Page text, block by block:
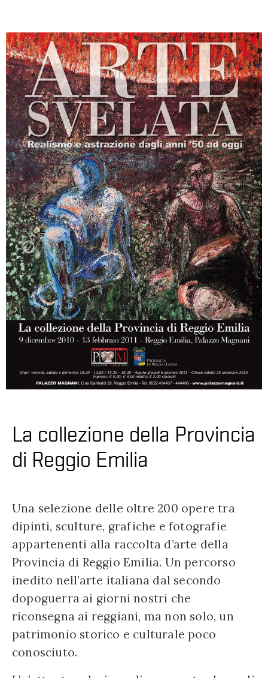
SHOP
ENGLISH
La collezione della Provincia
di Reggio Emilia
Una selezione delle oltre 200 opere tra
dipinti, sculture, grafiche e fotografie
appartenenti alla raccolta d’arte della
Provincia di Reggio Emilia. Un percorso
inedito nell’arte italiana dal secondo
dopoguerra ai giorni nostri che
riconsegna ai reggiani, ma non solo, un
patrimonio storico e culturale poco
conosciuto.